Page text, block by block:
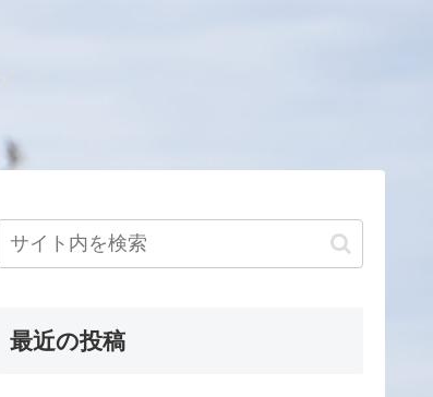
最近の投稿